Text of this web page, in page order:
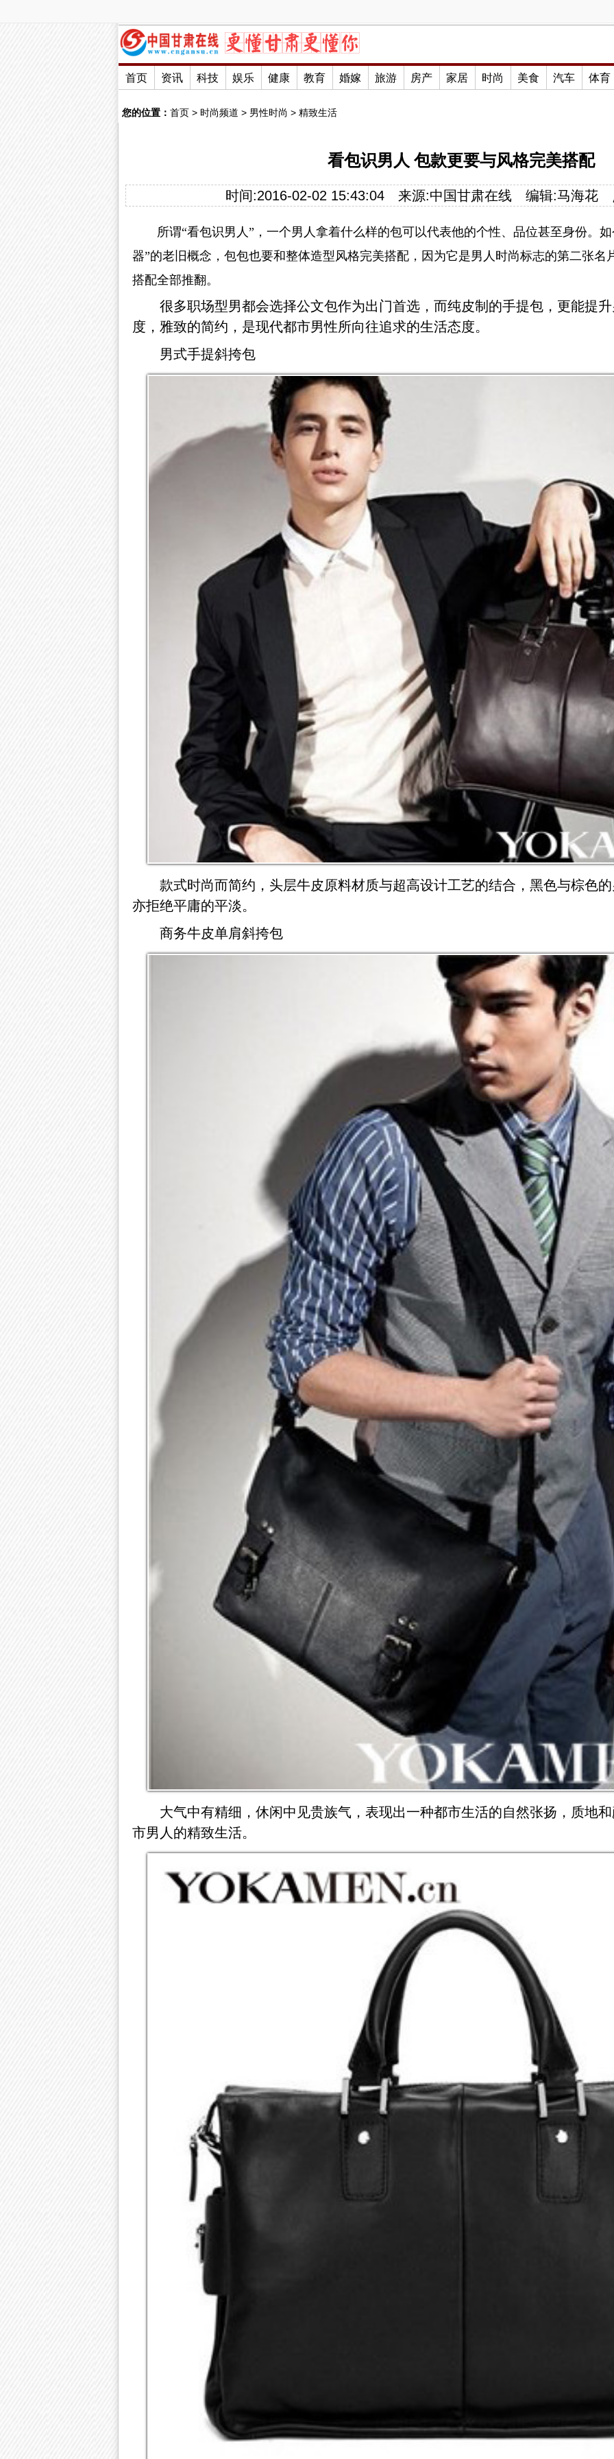
首页 资讯 科技 娱乐 健康 教育 婚嫁 旅游 房产 家居 时尚 美食 汽车 体育
您的位置： 首页 > 时尚频道 > 男性时尚 > 精致生活
看包识男人 包款更要与风格完美搭配
时间:2016-02-02 15:43:04 来源:中国甘肃在线 编辑:马海花
所谓“看包识男人”，一个男人拿着什么样的包可以代表他的个性、品位甚至身份。
器”的老旧概念，包包也要和整体造型风格完美搭配，因为它是男人时尚标志的第二张名
搭配全部推翻。
很多职场型男都会选择公文包作为出门首选，而纯皮制的手提包，更能提
度，雅致的简约，是现代都市男性所向往追求的生活态度。
男式手提斜挎包
款式时尚而简约，头层牛皮原料材质与超高设计工艺的结合，黑色与棕色
亦拒绝平庸的平淡。
商务牛皮单肩斜挎包
大气中有精细，休闲中见贵族气，表现出一种都市生活的自然张扬，质地
市男人的精致生活。